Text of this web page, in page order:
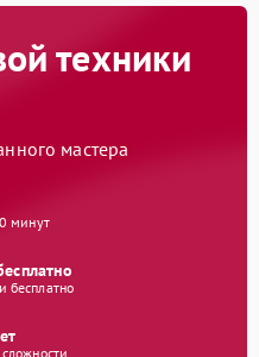
техники
мастера
минут
бесплатно